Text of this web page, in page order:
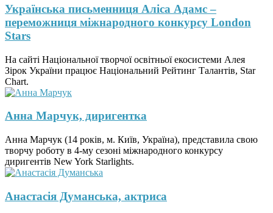
Українська письменниця Аліса Адамс –
переможниця міжнародного конкурсу London
Stars
На сайті Національної творчої освітньої екосистеми Алея
Зірок України працює Національний Рейтинг Талантів, Star
Chart.
Анна Марчук, диригентка
Анна Марчук (14 років, м. Київ, Україна), представила свою
творчу роботу в 4-му сезоні міжнародного конкурсу
диригентів New York Starlights.
Анастасія Думанська, актриса